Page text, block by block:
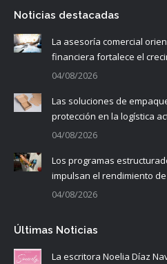
Noticias destacadas
La asesoría comercial
financiera fortalece el
04/08/2026
Las soluciones de
protección en la logística
04/08/2026
Los programas
impulsan el rendimiento
04/08/2026
Últimas Noticias
La escritora Noelia Díaz